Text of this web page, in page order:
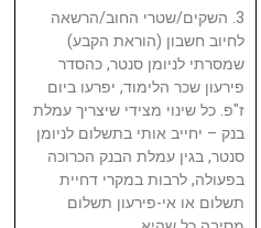
3. השקים/שטרי החוב/הרשאה
לחיוב חשבון (הוראת הקבע)
שמסרתי לניומן סנטר, כהסדר
פירעון שכר הלימוד, יפרעו ביום
ז"פ. כל שינוי מצידי שיצריך עמלת
בנק – יחייב אותי בתשלום לניומן
סנטר, בגין עמלת הבנק הכרוכה
בפעולה, לרבות במקרי דחיית
תשלום או אי-פירעון תשלום